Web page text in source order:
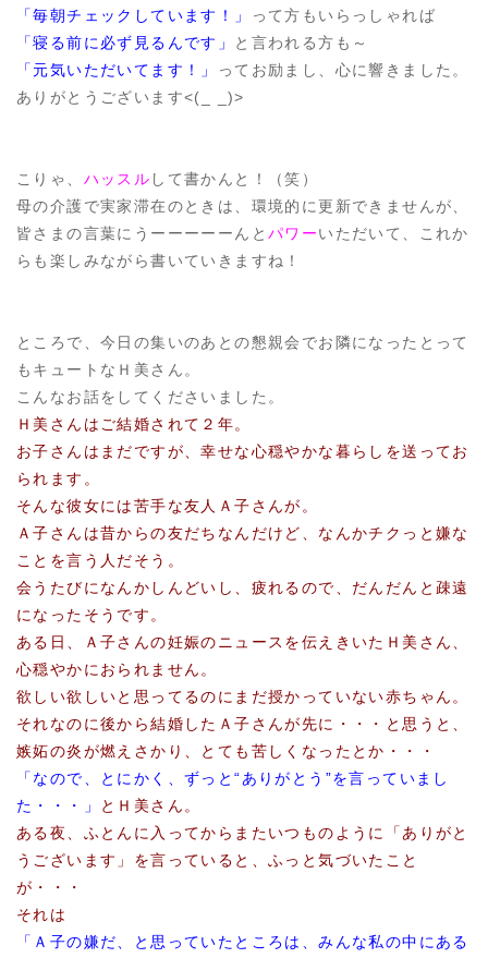
「毎朝チェックしています！」
って方もいらっしゃれば
「寝る前に必ず見るんです」
と言われる方も～
「元気いただいてます！」
ってお励まし、心に響きました。
ありがとうございます<(_ _)>
こりゃ、 ハッスル して書かんと！（笑）
母の介護で実家滞在のときは、環境的に更新できませんが、
皆さまの言葉にうーーーーーんと パワーいただいて、これか
らも楽しみながら書いていきますね！
ところで、今日の集いのあとの懇親会でお隣になったとって
もキュートなＨ美さん。
こんなお話をしてくださいました。
Ｈ美さんはご結婚されて２年。
お子さんはまだですが、幸せな心穏やかな暮らしを送ってお
られます。
そんな彼女には苦手な友人Ａ子さんが。
Ａ子さんは昔からの友だちなんだけど、なんかチクっと嫌な
ことを言う人だそう。
会うたびになんかしんどいし、疲れるので、だんだんと疎遠
になったそうです。
ある日、Ａ子さんの妊娠のニュースを伝えきいたＨ美さん、
心穏やかにおられません。
欲しい欲しいと思ってるのにまだ授かっていない赤ちゃん。
それなのに後から結婚したＡ子さんが先に・・・と思うと、
嫉妬の炎が燃えさかり、とても苦しくなったとか・・・
「なので、とにかく、ずっと“ありがとう”を言っていまし
た・・・」
とＨ美さん。
ある夜、ふとんに入ってからまたいつものように「ありがと
うございます」を言っていると、ふっと気づいたこと
が・・・
それは
「Ａ子の嫌だ、と思っていたところは、みんな私の中にある